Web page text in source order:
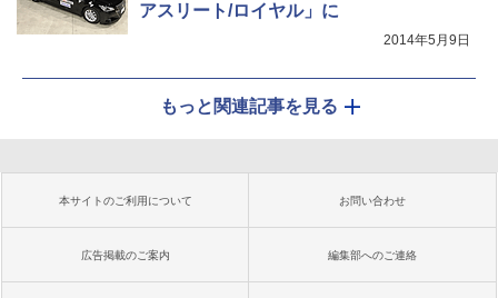
アスリート/ロイヤル」に
2014年5月9日
もっと関連記事を見る
本サイトのご利用について お問い合わせ
広告掲載のご案内 編集部へのご連絡